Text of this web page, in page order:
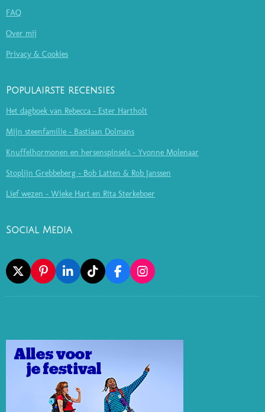
FAQ
Over mij
Privacy & Cookies
Populairste recensies
Het dagboek van Rebecca - Ester Hartholt
Mijn steenfamilie - Bastiaan Dolmans
Knuffelhormonen en hersenspinsels - Yvonne Molenaar
Stoplijn Grebbeberg - Bob Latten & Rob Janssen
Lief wezen - Wieke Hart en Rita Sterkeboer
Social Media
X
P
I
N
E
S
T
L
I
N
I
N
T
I
K
F
A
C
O
I
N
S
R
M